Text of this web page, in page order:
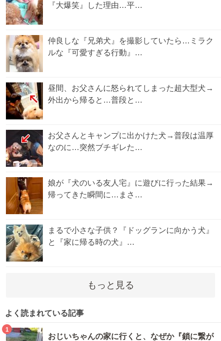
『大爆笑』した理由…平…
仲良しな『兄弟犬』を撮影していたら…ミラク
ルな『可愛すぎる行動』…
昼間、お父さんに怒られてしまった超大型犬→
外出から帰ると…普段と…
お父さんとキャンプに出かけた犬→普段は温厚
なのに…突然ブチギレた…
娘が『犬のいる友人宅』に遊びに行った結果→
帰ってきた瞬間に…まさ…
まるで小さな子供？『ドッグランに向かう犬』
と『家に帰る時の犬』…
もっと見る
よく読まれている記事
1
おじいちゃんの家に行くと、なぜか『鎖に繋が